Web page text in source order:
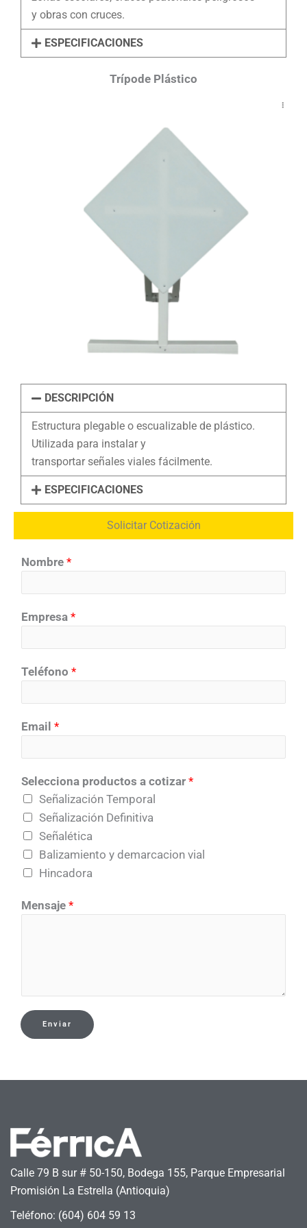
y obras con cruces.
ESPECIFICACIONES
Trípode Plástico
DESCRIPCIÓN
Estructura plegable o escualizable de plástico.
Utilizada para instalar y
transportar señales viales fácilmente.
ESPECIFICACIONES
Solicitar Cotización
Nombre *
Empresa *
Teléfono *
Email *
Selecciona productos a cotizar *
Señalización Temporal
Señalización Definitiva
Señalética
Balizamiento y demarcacion vial
Hincadora
Mensaje *
Enviar
Calle 79 B sur # 50-150, Bodega 155, Parque Empresarial
Promisión La Estrella (Antioquia)
Teléfono: (604) 604 59 13